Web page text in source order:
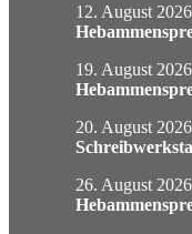
Wir über uns
Gremien
12. August 2026
19. August 2026
20. August 2026
26. August 2026